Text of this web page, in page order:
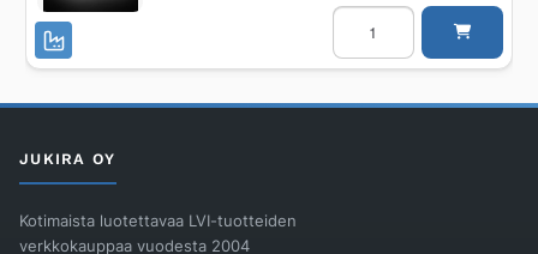
Radiaattori
PURMO
RAMO
RCV22
JUKIRA OY
Kotimaista luotettavaa LVI-tuotteiden
verkkokauppaa vuodesta 2004